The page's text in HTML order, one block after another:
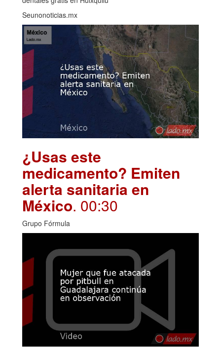
Seunonoticias.mx
¿Usas este
medicamento? Emiten
alerta sanitaria en
México. 00:30
Grupo Fórmula